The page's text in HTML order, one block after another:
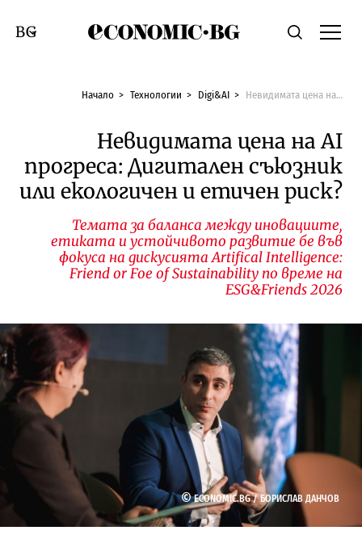
Economic.bgТърсене
Смяна на език
Начало Технологии Digi&AI Невидимата цена на AI прогреса: Дигитален съюзник или екологичен и етичен риск?
Невидимата цена на AI
прогреса: Дигитален съюзник
или екологичен и етичен риск?
Темата за баланса между иновациите,
етиката и устойчивото развитие бе във
фокуса на дискусията Artifical Intelligence:
Friend or Foe of Sustainability по време на
ESG&Friends 2026
©ECONOMIC.BG /БОРИСЛАВ ДАНЧОВ